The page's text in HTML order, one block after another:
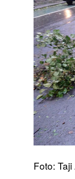
Foto: